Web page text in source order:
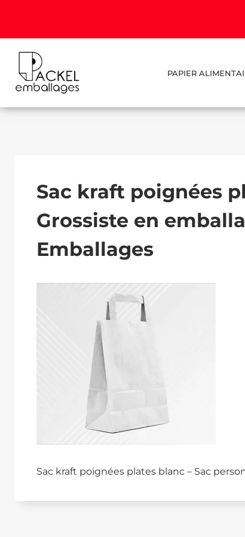
PAPIER
Sac kraft poignées
Grossiste en
Emballages
Sac kraft poignées plates blanc – Sac